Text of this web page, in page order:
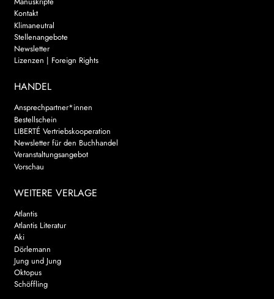
Kontakt
Klimaneutral
Stellenangebote
Newsletter
Lizenzen | Foreign Rights
HANDEL
Ansprechpartner*innen
Bestellschein
LIBERTÉ Vertriebskooperation
Newsletter für den Buchhandel
Veranstaltungsangebot
Vorschau
WEITERE VERLAGE
Atlantis
Atlantis Literatur
Aki
Dörlemann
Jung und Jung
Oktopus
Schöffling